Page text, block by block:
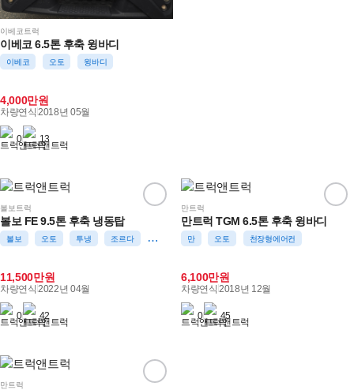
이베코트럭
이베코 6.5톤 후축 윙바디
이베코 오토 윙바디
4,000만원
차량연식 2018년 05월
0 13
볼보트럭
볼보 FE 9.5톤 후축 냉동탑
볼보 오토 투냉 조르다 5채널블박 천장형에어컨
11,500만원
차량연식 2022년 04월
0 42
만트럭
만트럭 TGM 6.5톤 후축 윙바디
만 오토 천장형에어컨
6,100만원
차량연식 2018년 12월
0 45
만트럭